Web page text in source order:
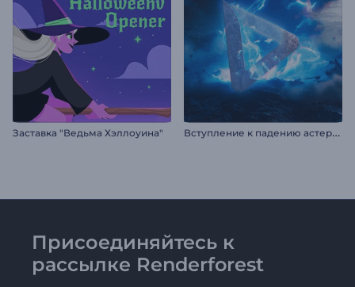
Заставка "Ведьма Хэллоуина" В
ступление к падению астероида
Присоединяйтесь к
рассылке Renderforest